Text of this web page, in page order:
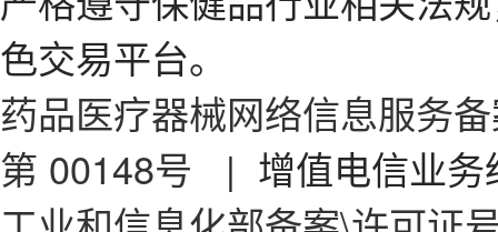
色交易平台。
药品医疗器械网络信息服务
第 00148号
| 增值电信业务